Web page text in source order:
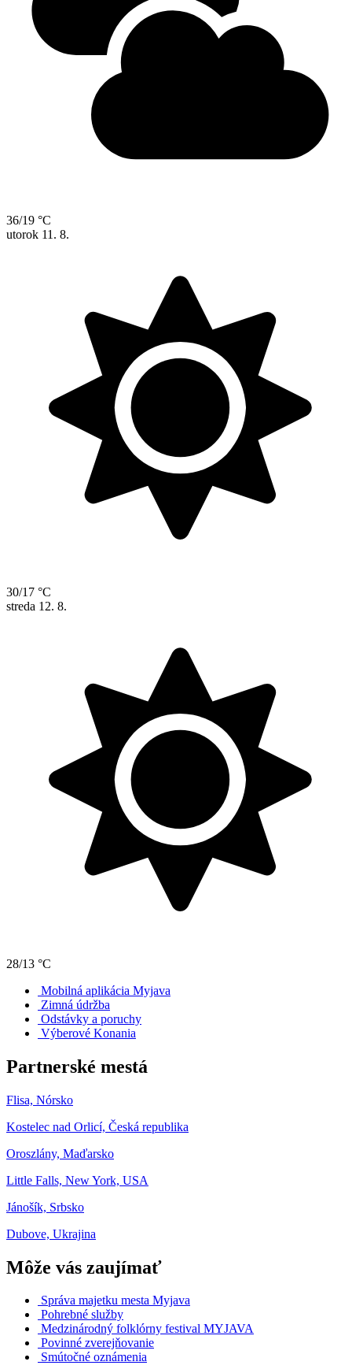
36/19 °C
utorok 11. 8.
30/17 °C
streda 12. 8.
28/13 °C
Mobilná aplikácia Myjava
Zimná údržba
Odstávky a poruchy
Výberové Konania
Partnerské mestá
Flisa, Nórsko
Kostelec nad Orlicí, Česká republika
Oroszlány, Maďarsko
Little Falls, New York, USA
Jánošík, Srbsko
Dubove, Ukrajina
Môže vás zaujímať
Správa majetku mesta Myjava
Pohrebné služby
Medzinárodný folklórny festival MYJAVA
Povinné zverejňovanie
Smútočné oznámenia